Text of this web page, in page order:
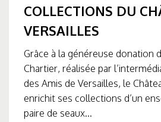
COLLECTIONS DU
VERSAILLES
Grâce à la généreuse donation
Chartier, réalisée par
des Amis de Versailles, le
enrichit ses collections d’un
paire de seaux...